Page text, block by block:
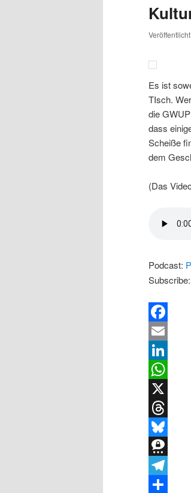
Es ist
TIsch.
die
dass
Scheiße
dem
(Das
Podcast:
Subscribe:
Facebook
Email
LinkedIn
WhatsApp
X
Threads
Bluesky
Threema
Telegram